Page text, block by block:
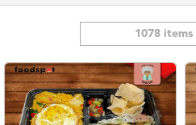
MEREKA
KATALOG
1078 items